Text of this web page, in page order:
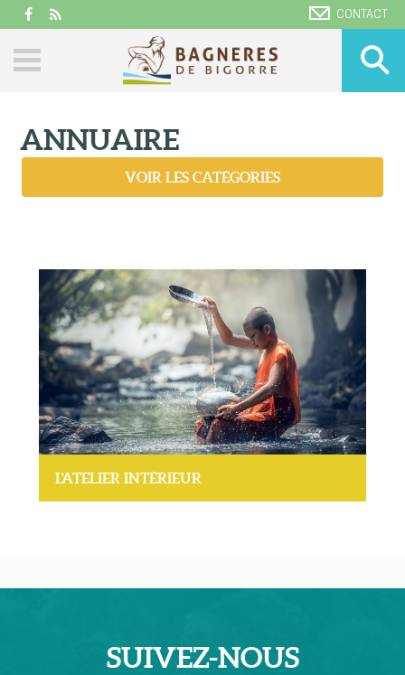
CONTACT
ANNUAIRE
VOIR LES CATÉGORIES
L'ATELIER INTÉRIEUR
SUIVEZ-NOUS